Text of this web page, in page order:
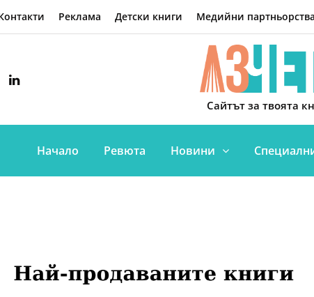
Реклама Детски книги Медийни партньорства
Сайтът за твоята
Начало Ревюта Новини